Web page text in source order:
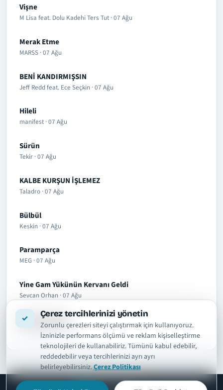
Çerez tercihlerinizi yönetin
Zorunlu çerezleri siteyi çalıştırmak için kullanıyoruz.
İzninizle performans ölçümü ve reklam kişiselleştirme
teknolojileri de kullanabiliriz. Tümünü kabul edebilir,
reddedebilir veya tercihlerinizi ayrı ayrı
belirleyebilirsiniz.Çerez Politikası
Vişne
M Lisa feat. Dolu Kadehi Ters Tut · 07 Ağu
Merak Etme
MARSS · 07 Ağu
BENİ KANDIRMIŞSIN
Jeff Redd feat. Ece Seçkin · 07 Ağu
Hileli
manifest · 07 Ağu
Sürün
Tekir · 07 Ağu
KALBE KURŞUN İŞLEMEZ
Taladro · 07 Ağu
Bülbül
Keskin · 07 Ağu
Paramparça
MEG · 07 Ağu
Yine Gam Yükünün Kervanı Geldi
Sevcan Orhan · 07 Ağu
Ah Be Manolya
Burak Bulut · 07 Ağu